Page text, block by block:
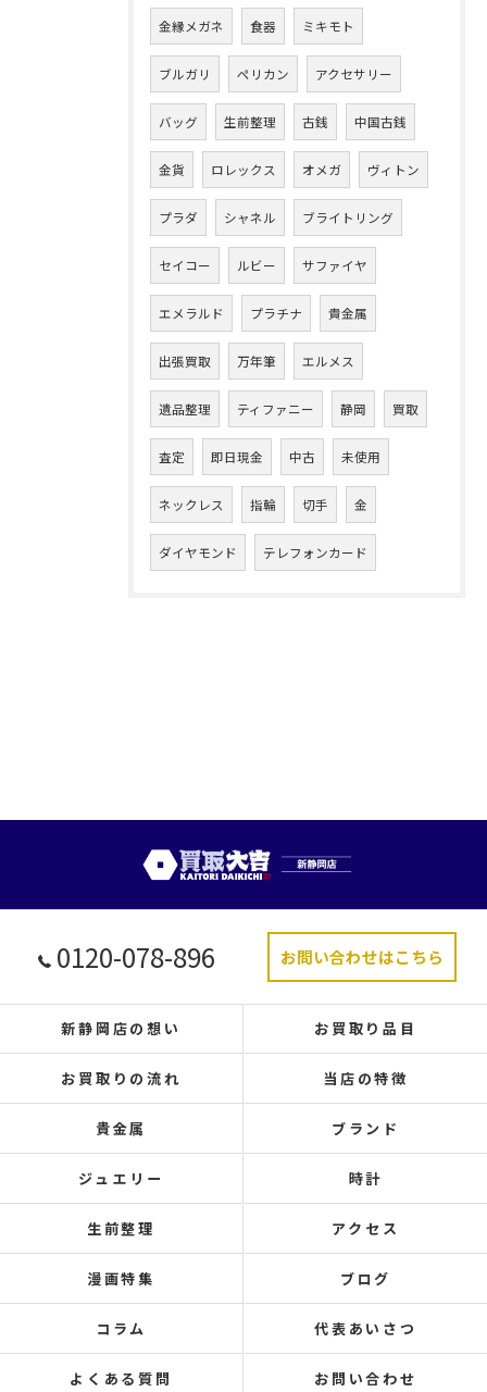
金縁メガネ 食器 ミキモト
ブルガリ ペリカン アクセサリー
バッグ 生前整理 古銭 中国古銭
金貨 ロレックス オメガ ヴィトン
プラダ シャネル ブライトリング
セイコー ルビー サファイヤ
エメラルド プラチナ 貴金属
出張買取 万年筆 エルメス
遺品整理 ティファニー 静岡 買取
査定 即日現金 中古 未使用
ネックレス 指輪 切手 金
ダイヤモンド テレフォンカード
0120-078-896 お問い合わせはこちら
新静岡店の想い お買取り品目
お買取りの流れ 当店の特徴
貴金属 ブランド
ジュエリー 時計
生前整理 アクセス
漫画特集 ブログ
コラム 代表あいさつ
よくある質問 お問い合わせ